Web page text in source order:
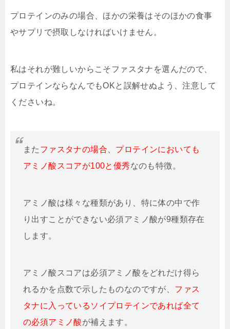
プロテインのみの場合、ほかの栄養はそのほかの食事
やサプリで摂取しなければいけません。
私はそれが難しいからこそファスタナを選んだので、
プロテインならなんでもOKと誤解せぬよう、注意して
くださいね。
また ファスタナの場合、プロテインにおいても
アミノ酸スコアが100と優秀なのも特徴。
アミノ酸は様々な種類があり、特に体の中で作
り出すことができない必須アミノ酸が9種類存在
します。
アミノ酸スコアは必須アミノ酸をどれだけ得ら
れるかを点数で示したものなのですが、 ファス
タナに入っているソイプロテインであれば全て
の必須アミノ酸が補えます。